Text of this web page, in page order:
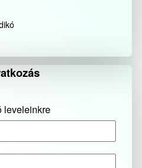
leveleinkre